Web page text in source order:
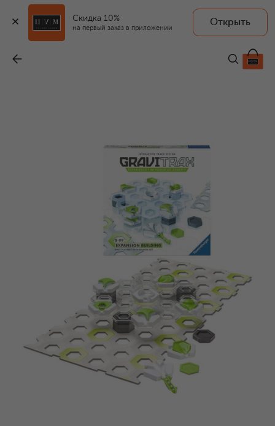
Скидка 10%
на первый заказ в приложении
Открыть
RAVENSBURGER
4 420 ₽